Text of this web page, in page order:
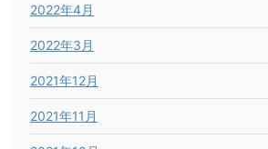
2022年4月
2022年3月
2021年12月
2021年11月